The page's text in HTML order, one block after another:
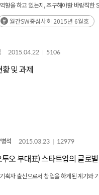
할을 하고 있는지, 추구해야할 바람직한
타트업 생태계에 부족한 부분은 무엇이며
하고자 합니다.
월간SW중심사회 2015년 6월호
2015.04.22 5106
및 과제
속도
익성
사점 및 과제
석 2015.03.23 12979
오 부대표) 스타트업의 글로
획자 출신으로서 창업을 하게된 계기와